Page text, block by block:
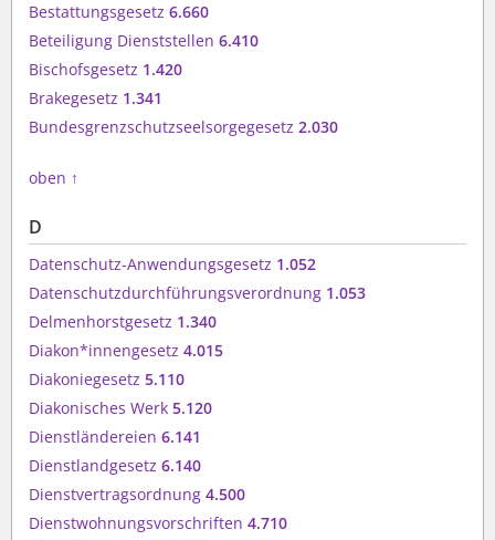
Bestattungsgesetz 6.660
Beteiligung Dienststellen 6.410
Bischofsgesetz 1.420
Brakegesetz 1.341
Bundesgrenzschutzseelsorgegesetz 2.030
oben ↑
D
Datenschutz-Anwendungsgesetz 1.052
Datenschutzdurchführungsverordnung 1.053
Delmenhorstgesetz 1.340
Diakon*innengesetz 4.015
Diakoniegesetz 5.110
Diakonisches Werk 5.120
Dienstländereien 6.141
Dienstlandgesetz 6.140
Dienstvertragsordnung 4.500
Dienstwohnungsvorschriften 4.710